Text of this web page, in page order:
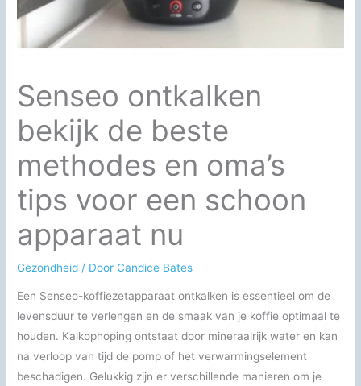
Senseo ontkalken
bekijk de beste
methodes en oma’s
tips voor een schoon
apparaat nu
Gezondheid / DoorCandice Bates
Een Senseo-koffiezetapparaat ontkalken is essentieel om de
levensduur te verlengen en de smaak van je koffie optimaal te
houden. Kalkophoping ontstaat door mineraalrijk water en kan
na verloop van tijd de pomp of het verwarmingselement
beschadigen. Gelukkig zijn er verschillende manieren om je